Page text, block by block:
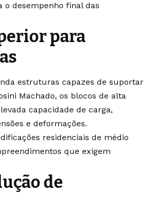
o desempenho final das
para
estruturas capazes de suportar
Machado, os blocos de alta
capacidade de carga,
e deformações.
residenciais de médio
que exigem
de